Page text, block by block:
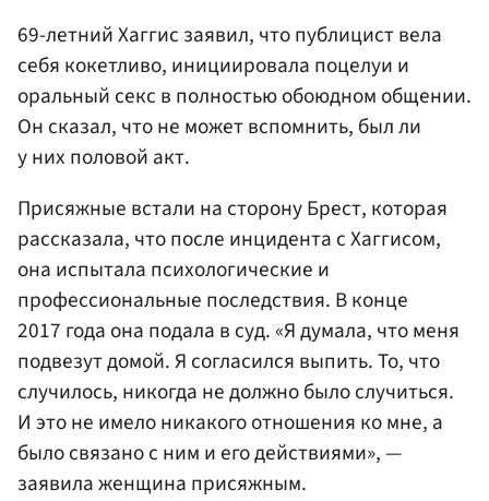
69-летний Хаггис заявил, что публицист вела
себя кокетливо, инициировала поцелуи и
оральный секс в полностью обоюдном общении.
Он сказал, что не может вспомнить, был ли
у них половой акт.
Присяжные встали на сторону Брест, которая
рассказала, что после инцидента с Хаггисом,
она испытала психологические и
профессиональные последствия. В конце
2017 года она подала в суд. «Я думала, что меня
подвезут домой. Я согласился выпить. То, что
случилось, никогда не должно было случиться.
И это не имело никакого отношения ко мне, а
было связано с ним и его действиями», —
заявила женщина присяжным.